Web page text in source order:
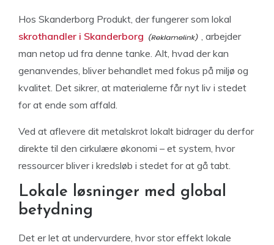
Hos Skanderborg Produkt, der fungerer som lokal
skrothandler i Skanderborg
, arbejder
man netop ud fra denne tanke. Alt, hvad der kan
genanvendes, bliver behandlet med fokus på miljø og
kvalitet. Det sikrer, at materialerne får nyt liv i stedet
for at ende som affald.
Ved at aflevere dit metalskrot lokalt bidrager du derfor
direkte til den cirkulære økonomi – et system, hvor
ressourcer bliver i kredsløb i stedet for at gå tabt.
Lokale løsninger med global
betydning
Det er let at undervurdere, hvor stor effekt lokale